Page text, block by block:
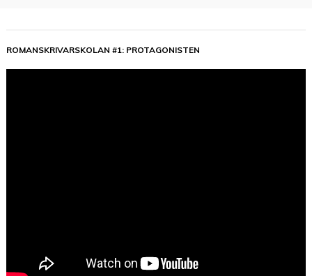
ROMANSKRIVARSKOLAN #1: PROTAGONISTEN